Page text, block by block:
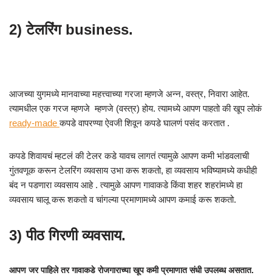
2) टेलरिंग business.
आजच्या युगमध्ये मानवाच्या महत्त्वाच्या गरजा म्हणजे अन्न, वस्त्र, निवारा आहेत.
त्यामधील एक गरज म्हणजे म्हणजे (वस्त्र) होय. त्यामध्ये आपण पाहतो की खूप लोकं
ready-madeकपडे वापरण्या ऐवजी शिवून कपडे घालणं पसंद करतात .
कपडे शिवायचं म्हटलं की टेलर कडे यावच लागतं त्यामुळे आपण कमी भांडवलाची
गुंतवणूक करून टेलरिंग व्यवसाय उभा करू शकतो, हा व्यवसाय भविष्यामध्ये कधीही
बंद न पडणारा व्यवसाय आहे . त्यामुळे आपण गावाकडे किंवा शहर शहरांमध्ये हा
व्यवसाय चालू करू शकतो व चांगल्या प्रमाणामध्ये आपण कमाई करू शकतो.
3) पीठ गिरणी व्यवसाय.
आपण जर पाहिले तर गावाकडे रोजगाराच्या खूप कमी प्रमाणात संधी उपलब्ध असतात.